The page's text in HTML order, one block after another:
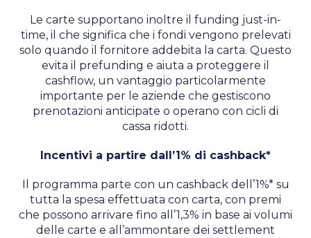
Le carte supportano inoltre il funding just-in-
time, il che significa che i fondi vengono prelevati
solo quando il fornitore addebita la carta. Questo
evita il prefunding e aiuta a proteggere il
cashflow, un vantaggio particolarmente
importante per le aziende che gestiscono
prenotazioni anticipate o operano con cicli di
cassa ridotti.
Incentivi a partire dall’1% di cashback*
Il programma parte con un cashback dell’1%* su
tutta la spesa effettuata con carta, con premi
che possono arrivare fino all’1,3% in base ai volumi
delle carte e all’ammontare dei settlement